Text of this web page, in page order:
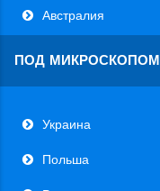
Австралия
ПОД МИКРОСКОПОМ
Украина
Польша